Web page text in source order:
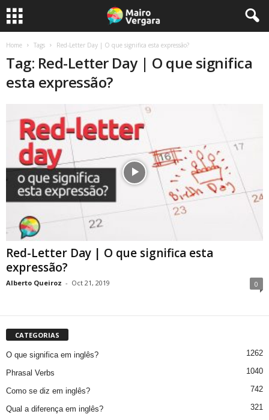
Home Tags Red-Letter Day | O que significa esta expressão?
Tag: Red-Letter Day | O que significa
esta expressão?
Red-Letter Day | O que significa esta
expressão?
Alberto Queiroz - Oct 21, 2019 0
CATEGORIAS
O que significa em inglês? 1262
Phrasal Verbs 1040
Como se diz em inglês? 742
Qual a diferença em inglês? 321